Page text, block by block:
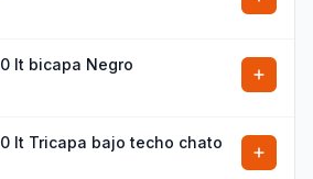
It bicapa Negro
It Tricapa bajo techo chato